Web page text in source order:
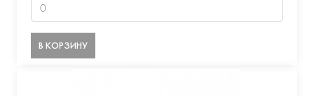
В КОРЗИНУ